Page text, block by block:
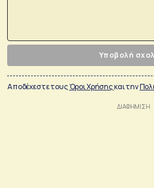
Υποβολή
Αποδέχεστε τουςΌροι Χρήσηςκαι την